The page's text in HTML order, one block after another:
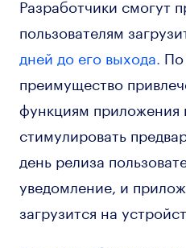
Разработчики смогут
пользователям
дней до его выхода.
преимущество
функциям приложения
стимулировать
день релиза
уведомление, и
загрузится на